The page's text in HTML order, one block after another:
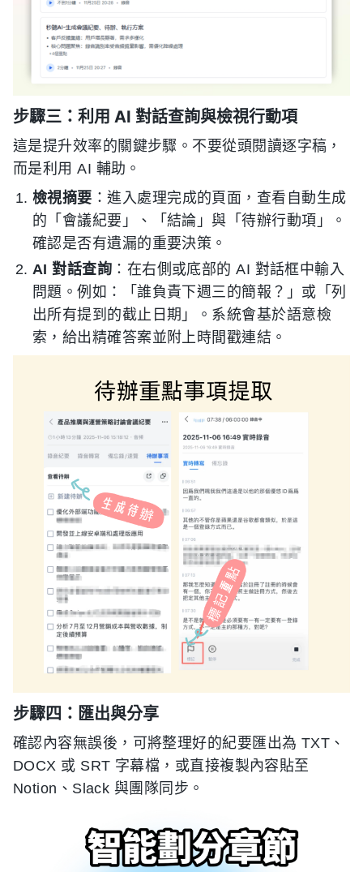
步驟三：利用 AI 對話查詢與檢視行動項
這是提升效率的關鍵步驟。不要從頭閱讀逐字稿，
而是利用 AI 輔助。
檢視摘要 ：進入處理完成的頁面，查看自動生成
的「會議紀要」、「結論」與「待辦行動項」。
確認是否有遺漏的重要決策。
AI 對話查詢 ：在右側或底部的 AI 對話框中輸入
問題。例如：「誰負責下週三的簡報？」或「列
出所有提到的截止日期」。系統會基於語意檢
索，給出精確答案並附上時間戳連結。
步驟四：匯出與分享
確認內容無誤後，可將整理好的紀要匯出為 TXT、
DOCX 或 SRT 字幕檔，或直接複製內容貼至
Notion、Slack 與團隊同步。